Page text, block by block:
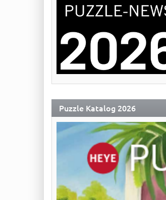
Puzzle Katalog 2026